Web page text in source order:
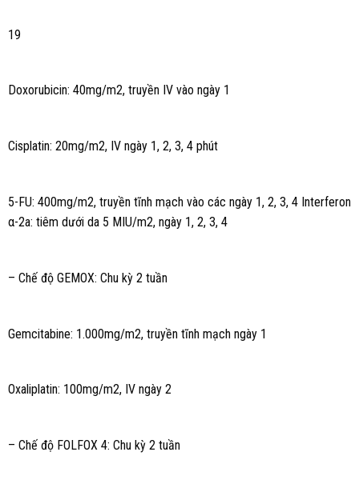
19
Doxorubicin: 40mg/m2, truyền IV vào ngày 1
Cisplatin: 20mg/m2, IV ngày 1, 2, 3, 4 phút
5-FU: 400mg/m2, truyền tĩnh mạch vào các ngày 1, 2, 3, 4 Interferon
α-2a: tiêm dưới da 5 MIU/m2, ngày 1, 2, 3, 4
– Chế độ GEMOX: Chu kỳ 2 tuần
Gemcitabine: 1.000mg/m2, truyền tĩnh mạch ngày 1
Oxaliplatin: 100mg/m2, IV ngày 2
– Chế độ FOLFOX 4: Chu kỳ 2 tuần